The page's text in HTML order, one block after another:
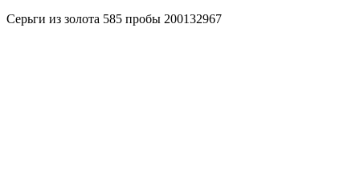
Серьги из золота 585 пробы 200132967